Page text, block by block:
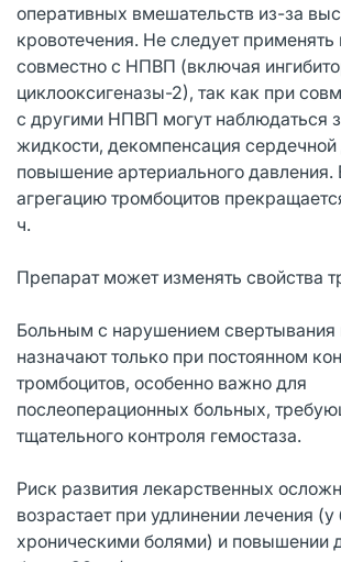
оперативных вмешательств из-за
кровотечения. Не следует применять
совместно с НПВП (включая
циклооксигеназы-2), так как при
с другими НПВП могут наблюдаться
жидкости, декомпенсация сердечной
повышение артериального давления.
агрегацию тромбоцитов
ч.
Препарат может изменять свойства
Больным с нарушением свертывания
назначают только при постоянном
тромбоцитов, особенно важно для
послеоперационных больных,
тщательного контроля гемостаза.
Риск развития лекарственных
возрастает при удлинении лечения
хроническими болями) и повышении